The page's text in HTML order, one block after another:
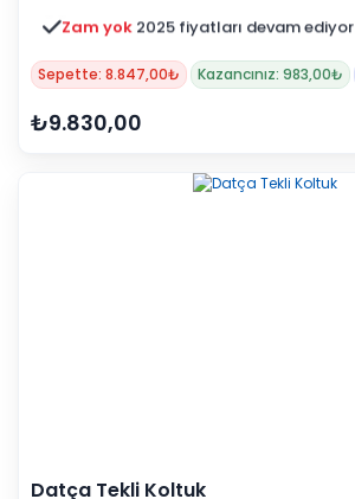
Zam yok 2025 fiyatları devam ediyor
Sepette: 8.847,00₺ Kazancınız: 983,00₺
₺9.830,00
Datça Tekli Koltuk